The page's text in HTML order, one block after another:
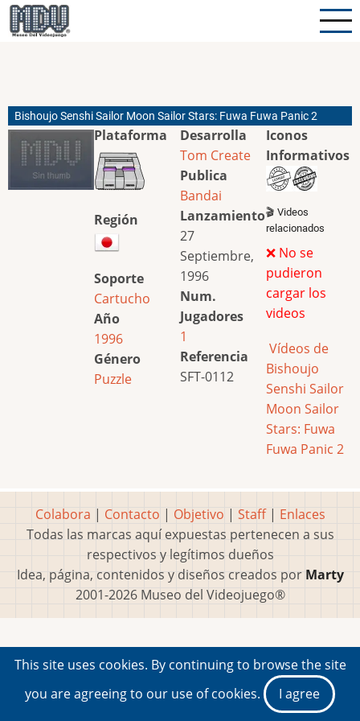
Pasar
al
Bishoujo Senshi Sailor Moon Sailor Stars: Fuwa Fuwa Panic 2
Plataforma
Región
Soporte
Cartucho
Año
1996
Género
Puzzle
Desarrolla
Tom Create
Publica
Bandai
Lanzamiento
27
Septiembre,
1996
Num.
Jugadores
1
Referencia
SFT-0112
Iconos
Informativos
🎬 Videos
relacionados
❌ No se
pudieron
cargar los
videos
Vídeos de
Bishoujo
Senshi Sailor
Moon Sailor
Stars: Fuwa
Fuwa Panic 2
Colabora | Contacto | Objetivo | Staff| Enlaces
Todas las marcas aquí expuestas pertenecen a sus
respectivos y legítimos dueños
Idea, página, contenidos y diseños creados por Marty
2001-2026 Museo del Videojuego®
This site uses cookies. By continuing to browse the site
you are agreeing to our use of cookies.
I agree